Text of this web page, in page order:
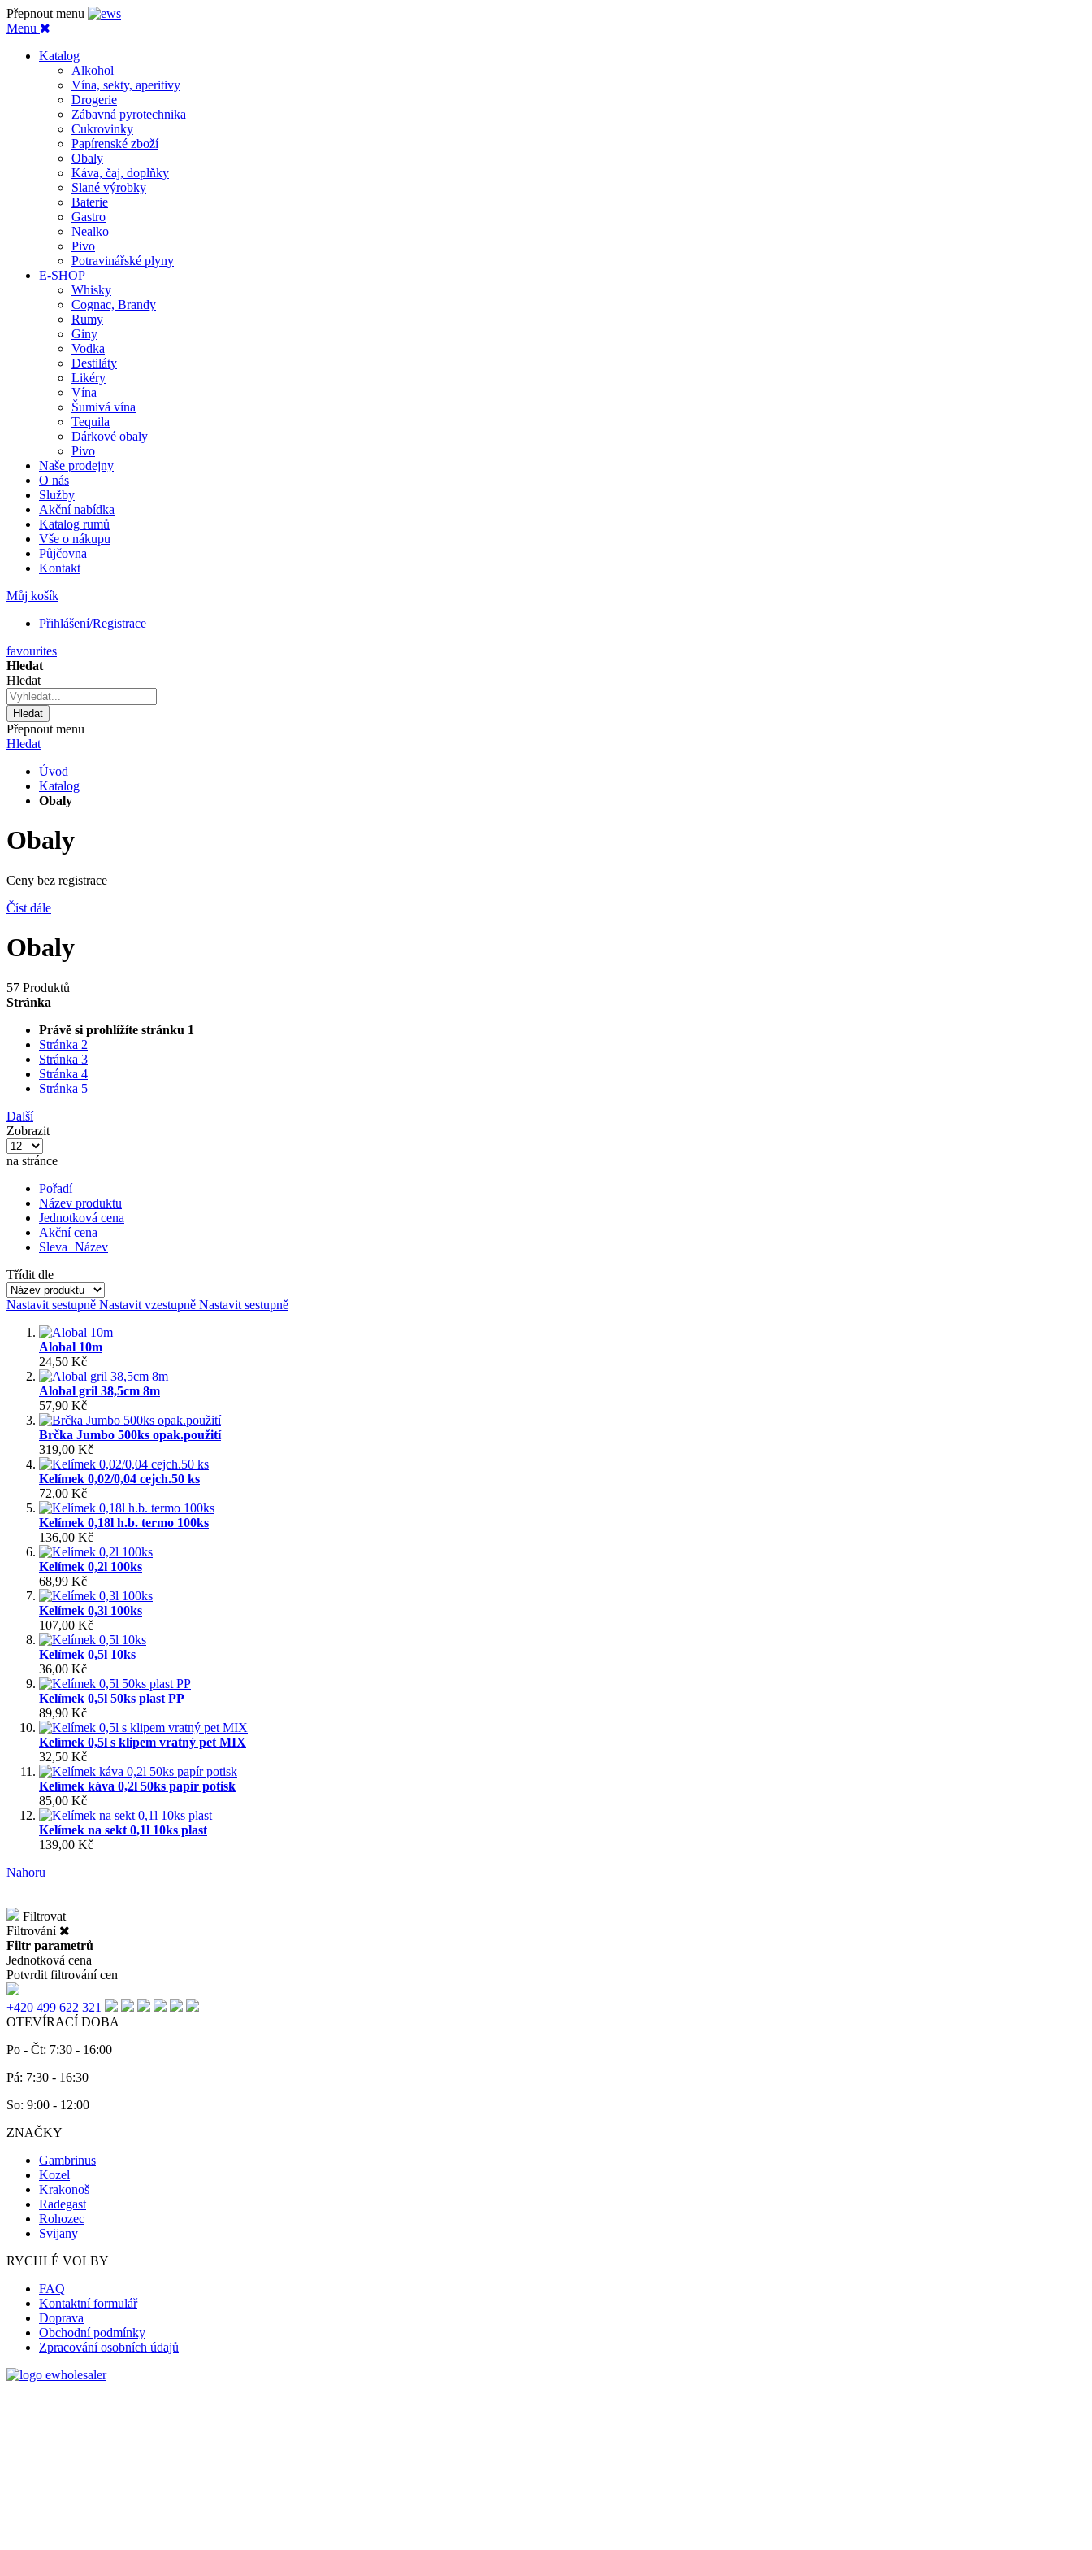
Přepnout menu
Menu
Katalog
Alkohol
Vína, sekty, aperitivy
Drogerie
Zábavná pyrotechnika
Cukrovinky
Papírenské zboží
Obaly
Káva, čaj, doplňky
Slané výrobky
Baterie
Gastro
Nealko
Pivo
Potravinářské plyny
E-SHOP
Whisky
Cognac, Brandy
Rumy
Giny
Vodka
Destiláty
Likéry
Vína
Šumivá vína
Tequila
Dárkové obaly
Pivo
Naše prodejny
O nás
Služby
Akční nabídka
Katalog rumů
Vše o nákupu
Půjčovna
Kontakt
Můj košík
Přihlášení/Registrace
favourites
Hledat
Hledat
Hledat
Přepnout menu
Hledat
Úvod
Katalog
Obaly
Obaly
Ceny bez registrace
Číst dále
Obaly
57 Produktů
Stránka
Právě si prohlížíte stránku 1
Stránka 2
Stránka 3
Stránka 4
Stránka 5
Další
Zobrazit
na stránce
Pořadí
Název produktu
Jednotková cena
Akční cena
Sleva+Název
Třídit dle
Nastavit sestupně Nastavit vzestupně Nastavit sestupně
Alobal 10m
24,50 Kč
Alobal gril 38,5cm 8m
57,90 Kč
Brčka Jumbo 500ks opak.použití
319,00 Kč
Kelímek 0,02/0,04 cejch.50 ks
72,00 Kč
Kelímek 0,18l h.b. termo 100ks
136,00 Kč
Kelímek 0,2l 100ks
68,99 Kč
Kelímek 0,3l 100ks
107,00 Kč
Kelímek 0,5l 10ks
36,00 Kč
Kelímek 0,5l 50ks plast PP
89,90 Kč
Kelímek 0,5l s klipem vratný pet MIX
32,50 Kč
Kelímek káva 0,2l 50ks papír potisk
85,00 Kč
Kelímek na sekt 0,1l 10ks plast
139,00 Kč
Nahoru
Filtrovat
Filtrování
Filtr parametrů
Jednotková cena
Potvrdit filtrování cen
+420 499 622 321
OTEVÍRACÍ DOBA
Po - Čt: 7:30 - 16:00
Pá: 7:30 - 16:30
So: 9:00 - 12:00
ZNAČKY
Gambrinus
Kozel
Krakonoš
Radegast
Rohozec
Svijany
RYCHLÉ VOLBY
FAQ
Kontaktní formulář
Doprava
Obchodní podmínky
Zpracování osobních údajů